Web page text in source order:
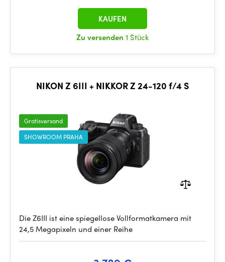
Zu versenden 1 Stück
KAUFEN
NIKON Z 6III + NIKKOR Z 24-120 f/4 S
Gratisversand
SHOWROOM PRAHA
Die Z6III ist eine spiegellose Vollformatkamera mit
24,5 Megapixeln und einer Reihe